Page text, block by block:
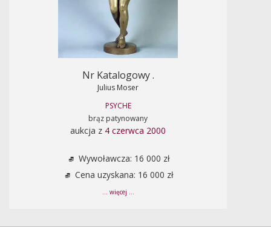
Nr Katalogowy .
Julius Moser
PSYCHE
brąz patynowany
aukcja z 4 czerwca 2000
Wywoławcza: 16 000 zł
Cena uzyskana: 16 000 zł
... więcej ...